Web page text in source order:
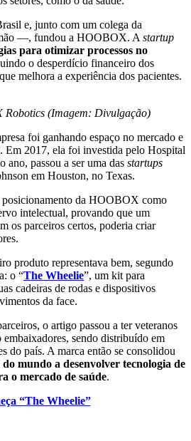
e, junto com um colega da
—, fundou a HOOBOX. A startup
para otimizar processos no
o desperdício financeiro dos
melhora a experiência dos pacientes.
Robotics (Imagem: Divulgação)
foi ganhando espaço no mercado e
Em 2017, ela foi investida pelo Hospital
ano, passou a ser uma das startups
em Houston, no Texas.
da HOOBOX como
intelectual, provando que um
os parceiros certos, poderia criar
produto representava bem, segundo
o “The Wheelie”, um kit para
cadeiras de rodas e dispositivos
da face.
o artigo passou a ter veteranos
embaixadores, sendo distribuído em
do país. A marca então se consolidou
mundo a desenvolver tecnologia de
o mercado de saúde.
“The Wheelie”